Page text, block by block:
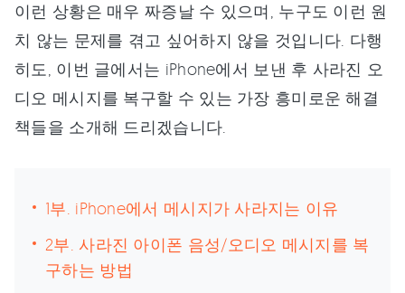
이런 상황은 매우 짜증날 수 있으며, 누구도 이런 원
치 않는 문제를 겪고 싶어하지 않을 것입니다. 다행
히도, 이번 글에서는 iPhone에서 보낸 후 사라진 오
디오 메시지를 복구할 수 있는 가장 흥미로운 해결
책들을 소개해 드리겠습니다.
1부. iPhone에서 메시지가 사라지는 이유
2부. 사라진 아이폰 음성/오디오 메시지를 복
구하는 방법